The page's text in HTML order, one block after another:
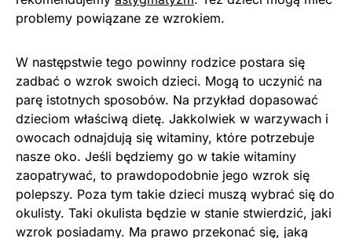
problemy powiązane ze wzrokiem.
W następstwie tego powinny rodzice postara się
zadbać o wzrok swoich dzieci. Mogą to uczynić na
parę istotnych sposobów. Na przykład dopasować
dzieciom właściwą dietę. Jakkolwiek w warzywach i
owocach odnajdują się witaminy, które potrzebuje
nasze oko. Jeśli będziemy go w takie witaminy
zaopatrywać, to prawdopodobnie jego wzrok się
polepszy. Poza tym takie dzieci muszą wybrać się do
okulisty. Taki okulista będzie w stanie stwierdzić, jaki
wzrok posiadamy. Ma prawo przekonać się, jaką